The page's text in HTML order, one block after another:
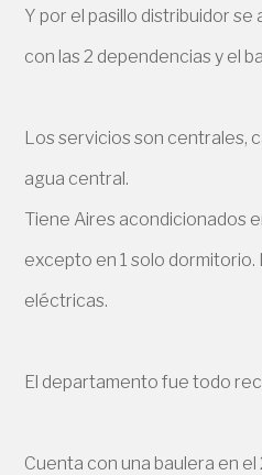
Y por el pasillo distribuidor
con las 2 dependencias y el
Los servicios son centrales,
agua central.
Tiene Aires acondicionados
excepto en 1 solo dormitorio.
eléctricas.
El departamento fue todo
Cuenta con una baulera en